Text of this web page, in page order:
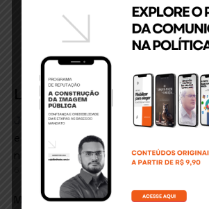
Latest Comments
José Matos conceicao em
esportes e lazer quer retorno de
natação em fevereiro
6 DE JANEIRO DE 2021
Marcos goesemFaustão sugere